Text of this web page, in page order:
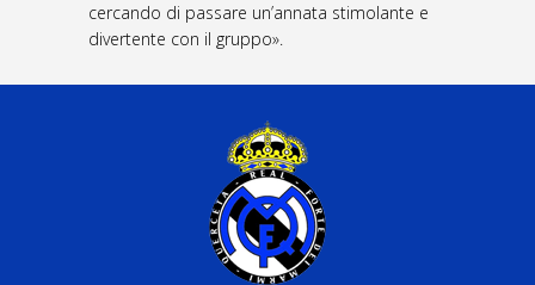
cercando di passare un’annata stimolante e
divertente con il gruppo».